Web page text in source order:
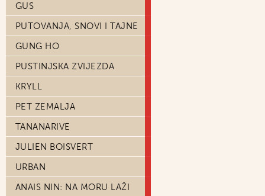
GUS
PUTOVANJA, SNOVI I TAJNE
GUNG HO
PUSTINJSKA ZVIJEZDA
KRYLL
PET ZEMALJA
TANANARIVE
JULIEN BOISVERT
URBAN
ANAIS NIN: NA MORU LAŽI